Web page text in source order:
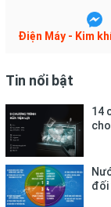
Điện Máy - Kim
Tin nổi bật
14
đối